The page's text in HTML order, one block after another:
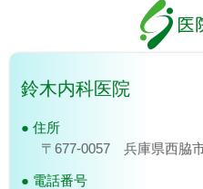
特定健診について
2026年6月1日より保険診療
という観点から、当院で行
特定健診希望の方は、特定
診療報酬改定によ
てのお知らせ
医
鈴木内科医院
住所
〒677-0057 兵庫県西脇
電話番号